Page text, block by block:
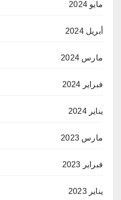
مايو 2024
أبريل 2024
مارس 2024
فبراير 2024
يناير 2024
مارس 2023
فبراير 2023
يناير 2023